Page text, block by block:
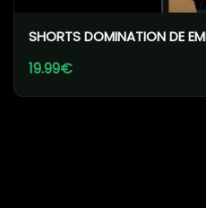
SHORTS DOMINATION DE
19.99€